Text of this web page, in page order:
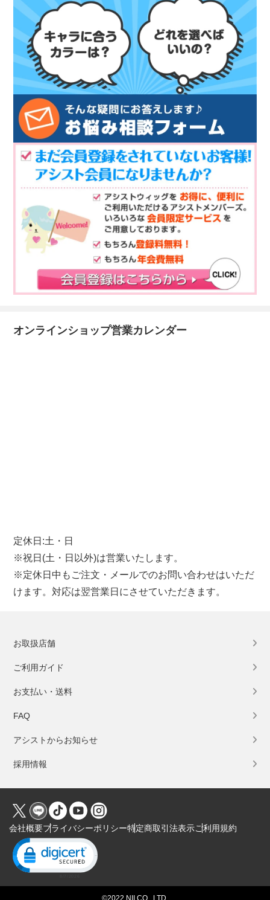
オンラインショップ営業カレンダー
定休日:土・日
※祝日(土・日以外)は営業いたします。
※定休日中もご注文・メールでのお問い合わせはいただ
けます。対応は翌営業日にさせていただきます。
お取扱店舗
ご利用ガイド
お支払い・送料
FAQ
アシストからお知らせ
採用情報
会社概要プライバシーポリシー特定商取引法表示ご利用規約
Click to open certificate verification popup